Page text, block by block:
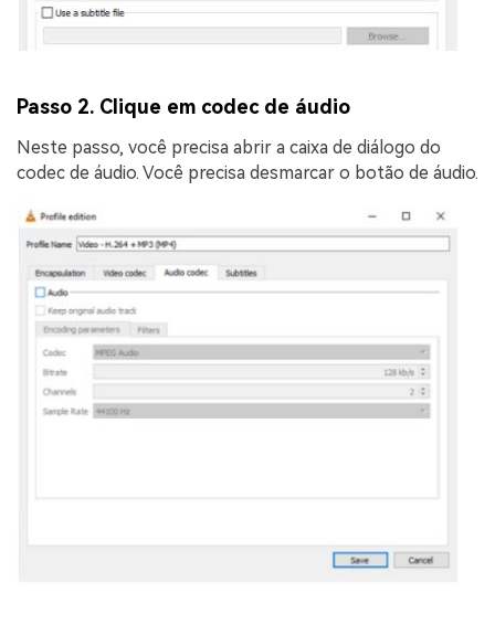
Passo 2. Clique em codec de áudio
Neste passo, você precisa abrir a caixa de diálogo do
codec de áudio. Você precisa desmarcar o botão de áudio.